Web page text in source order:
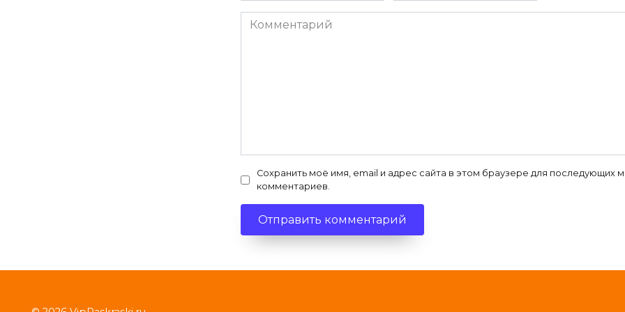
Комментарий
Сохранить моё имя, email и адрес сайта в этом браузере для последующих
комментариев.